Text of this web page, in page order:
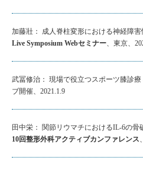
加藤壯： 成人脊柱変形における神経障
Live Symposium Webセミナー、東京、
武冨修治： 現場で役立つスポーツ膝診療
ブ開催、2021.1.9
田中栄： 関節リウマチにおけるIL-6の骨
10回整形外科アクティブカンファレンス